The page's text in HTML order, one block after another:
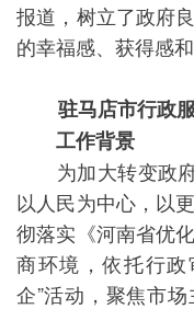
报道，树立了政府
的幸福感、获得感和
驻马店市行政服
工作背景
为加大转变政府
以人民为中心，以
彻落实《河南省优
商环境，依托行
企”活动，聚焦市